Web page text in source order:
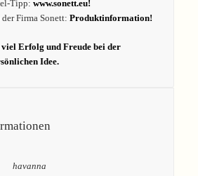
Tipp: www.sonett.eu!
Firma Sonett: Produktinformation!
Erfolg und Freude bei der
Idee.
havanna